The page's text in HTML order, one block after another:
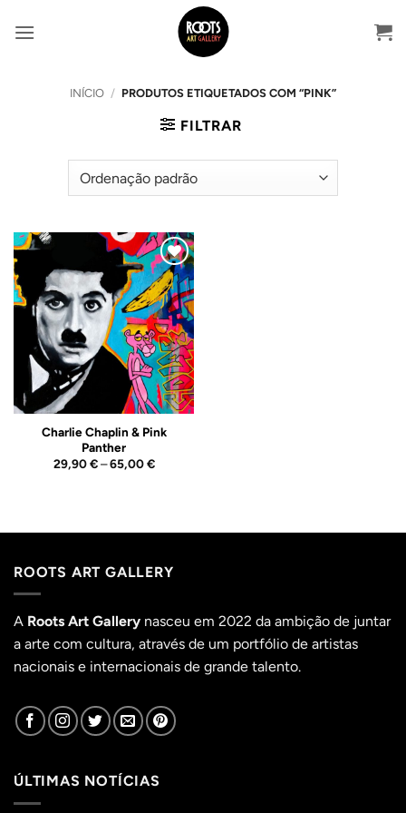
INÍCIO / PRODUTOS ETIQUETADOS COM “PINK”
FILTRAR
Adicionar
ao
Wishlist
Charlie Chaplin & Pink
Panther
29,90€ – 65,00€Price
ROOTS ART GALLERY
A Roots Art Gallery nasceu em 2022 da ambição de juntar
a arte com cultura, através de um portfólio de artistas
nacionais e internacionais de grande talento.
ÚLTIMAS NOTÍCIAS